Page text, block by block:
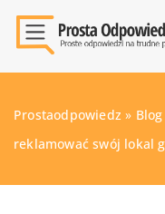
Prostaodpowiedz » Blog
reklamować swój lokal